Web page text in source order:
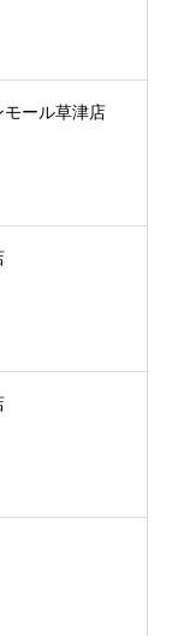
モール草津店